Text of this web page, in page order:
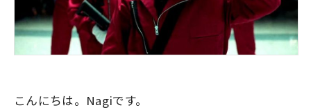
こんにちは。Nagiです。